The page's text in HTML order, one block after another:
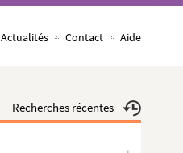
Actualités Contact Aide
Recherches récentes